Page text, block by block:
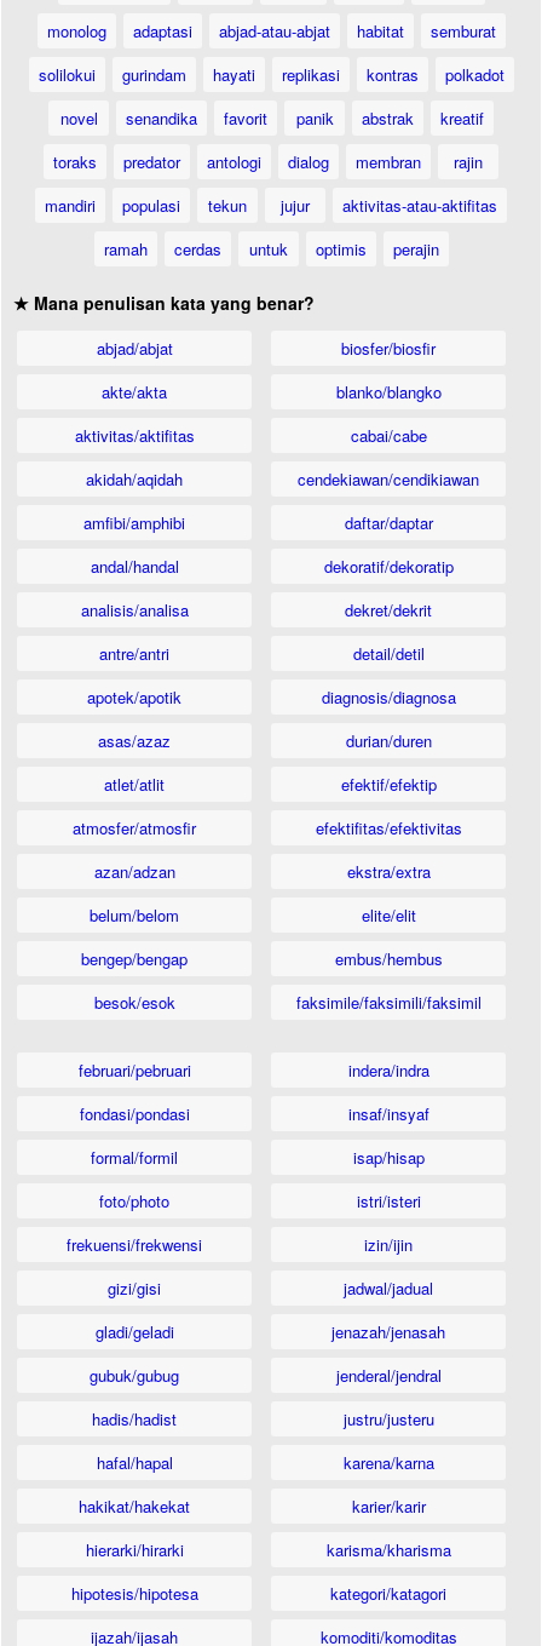
monolog
adaptasi abjad-atau-abjat habitat
semburat
solilokui
gurindam hayati replikasi kontras
polkadot
novel
senandika favorit panik abstrak
kreatif
toraks
predator antologi dialog membran
rajin
mandiri
populasi tekun jujur
aktivitas-atau-aktifitas
ramah
cerdas untuk optimis perajin
★ Mana penulisan kata yang benar?
abjad/abjat
akte/akta
aktivitas/aktifitas
akidah/aqidah
amfibi/amphibi
andal/handal
analisis/analisa
antre/antri
apotek/apotik
asas/azaz
atlet/atlit
atmosfer/atmosfir
azan/adzan
belum/belom
bengep/bengap
besok/esok
biosfer/biosfir
blanko/blangko
cabai/cabe
cendekiawan/cendikiawan
daftar/daptar
dekoratif/dekoratip
dekret/dekrit
detail/detil
diagnosis/diagnosa
durian/duren
efektif/efektip
efektifitas/efektivitas
ekstra/extra
elite/elit
embus/hembus
faksimile/faksimili/faksimil
februari/pebruari
fondasi/pondasi
formal/formil
foto/photo
frekuensi/frekwensi
gizi/gisi
gladi/geladi
gubuk/gubug
hadis/hadist
hafal/hapal
hakikat/hakekat
hierarki/hirarki
hipotesis/hipotesa
ijazah/ijasah
indera/indra
insaf/insyaf
isap/hisap
istri/isteri
izin/ijin
jadwal/jadual
jenazah/jenasah
jenderal/jendral
justru/justeru
karena/karna
karier/karir
karisma/kharisma
kategori/katagori
komoditi/komoditas